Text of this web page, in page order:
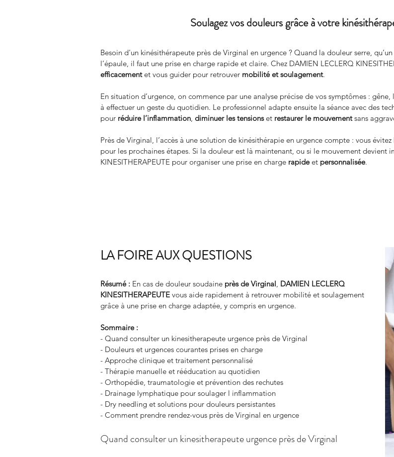
Soulagez vos douleurs grâce à votre
Besoin d'un kinésithérapeute près de Virginal en urgence ? Quand la douleur serre,
l’épaule, il faut une prise en charge rapide et claire. Chez DAMIEN LECLERQ
efficacement et vous guider pour retrouver mobilité et soulagement.
En situation d’urgence, on commence par une analyse précise de vos symptômes :
à effectuer un geste du quotidien. Le professionnel adapte ensuite la séance avec des
pour réduire l’inflammation, diminuer les tensions et restaurer le mouvement sans
Près de Virginal, l’accès à une solution de kinésithérapie en urgence compte : vous
pour les prochaines étapes. Si la douleur est là maintenant, ou si le mouvement devient
KINESITHERAPEUTE pour organiser une prise en charge rapide et personnalisée.
LA FOIRE AUX QUESTIONS
Résumé : En cas de douleur soudaine près de Virginal, DAMIEN LECLERQ
KINESITHERAPEUTE vous aide rapidement à retrouver mobilité et soulagement
grâce à une prise en charge adaptée, y compris en urgence.
Sommaire :
- Quand consulter un kinesitherapeute urgence près de Virginal
- Douleurs et urgences courantes prises en charge
- Approche clinique et traitement personnalisé
- Thérapie manuelle et rééducation au quotidien
- Orthopédie, traumatologie et prévention des rechutes
- Drainage lymphatique pour soulager l inflammation
- Dry needling et solutions pour douleurs persistantes
- Comment prendre rendez-vous près de Virginal en urgence
Quand consulter un kinesitherapeute urgence près de Virginal